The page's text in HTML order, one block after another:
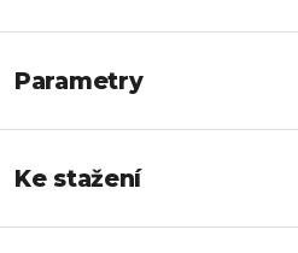
Parametry
Ke stažení